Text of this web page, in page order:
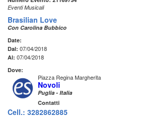
Eventi Musicali
Brasilian Love
Con Carolina Bubbico
Date:
Dal: 07/04/2018
Al: 07/04/2018
Dove:
Piazza Regina Margherita
Novoli
Puglia - Italia
Contatti
Cell.: 3282862885